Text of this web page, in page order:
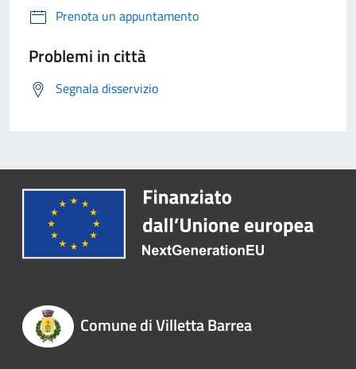
Prenota un appuntamento
Problemi in città
Segnala disservizio
Comune di Villetta Barrea